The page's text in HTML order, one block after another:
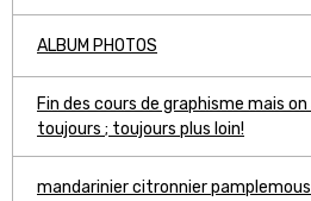
ALBUM PHOTOS
Fin des cours de graphisme mais
toujours ; toujours plus loin!
mandarinier citronnier